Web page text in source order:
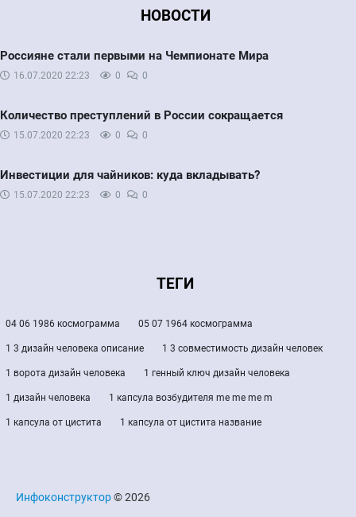
НОВОСТИ
Россияне стали первыми на Чемпионате Мира
16.07.2020 22:23 0 0
Количество преступлений в России сокращается
15.07.2020 22:23 0 0
Инвестиции для чайников: куда вкладывать?
15.07.2020 22:23 0 0
ТЕГИ
04 06 1986 космограмма 05 07 1964 космограмма
1 3 дизайн человека описание 1 3 совместимость дизайн человек
1 ворота дизайн человека 1 генный ключ дизайн человека
1 дизайн человека 1 капсула возбудителя me me me m
1 капсула от цистита 1 капсула от цистита название
Инфоконструктор© 2026